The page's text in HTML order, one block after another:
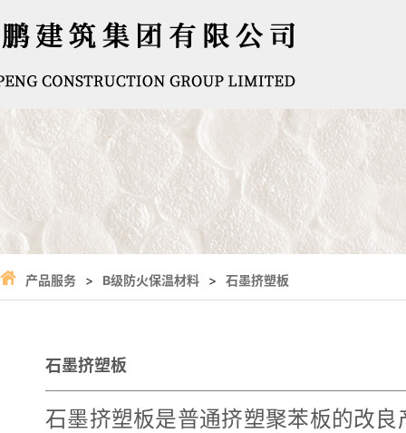
产品服务 > B级防火保温材料 > 石墨挤塑板
石墨挤塑板
石墨挤塑板是普通挤塑聚苯板的改